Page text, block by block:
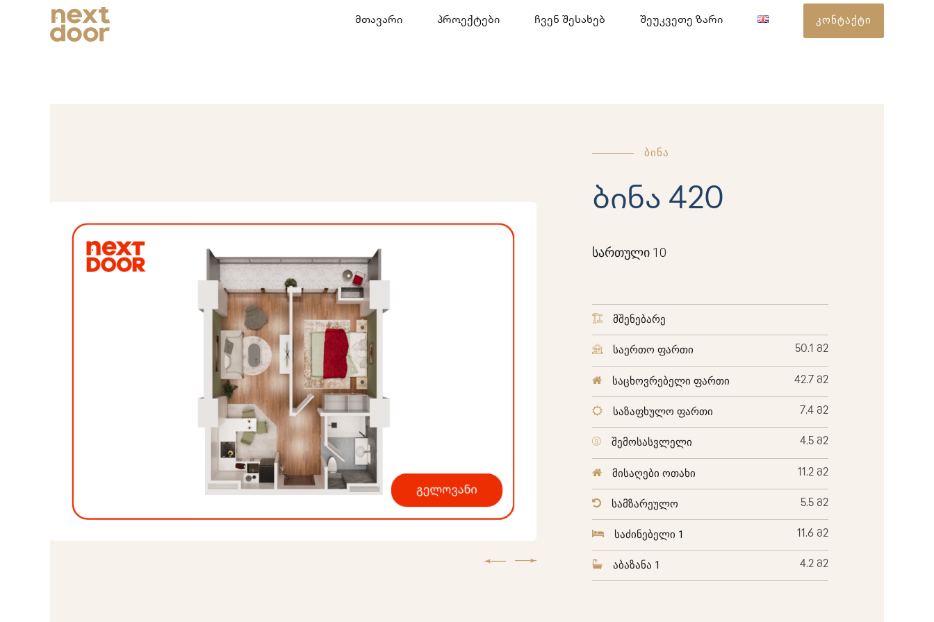
კონტაქტი
მთავარი პროექტები ჩვენ შესახებ შეუკვეთე ზარი
ბინა
ბინა 420
სართული 10
მშენებარე
საერთო ფართი 50.1 მ2
საცხოვრებელი ფართი 42.7 მ2
საზაფხულო ფართი 7.4 მ2
შემოსასვლელი 4.5 მ2
მისაღები ოთახი 11.2 მ2
სამზარეულო 5.5 მ2
საძინებელი 1 11.6 მ2
აბაზანა 1 4.2 მ2